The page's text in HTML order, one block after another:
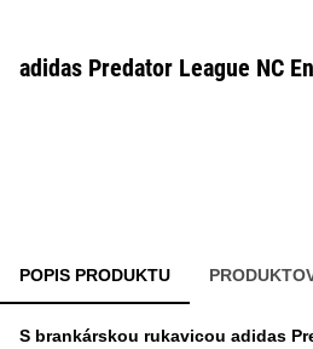
adidas Predator League NC
POPIS PRODUKTU
S brankárskou rukavicou adidas